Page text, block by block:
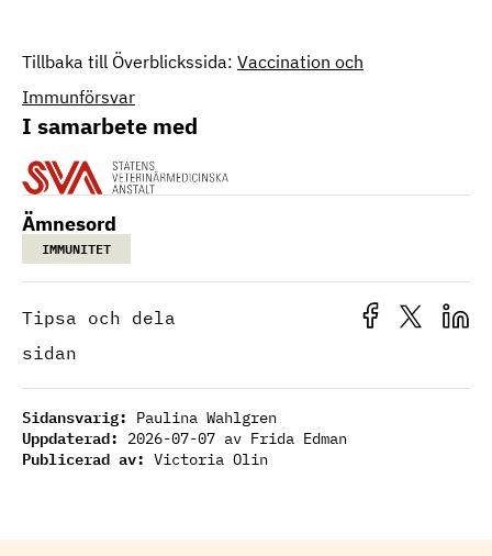
Tillbaka till Överblickssida: Vaccination och
Immunförsvar
I samarbete med
Ämnesord
IMMUNITET
Tipsa och dela
sidan
Sidansvarig: Paulina Wahlgren
Uppdaterad: 2026-07-07 av Frida Edman
Publicerad av: Victoria Olin